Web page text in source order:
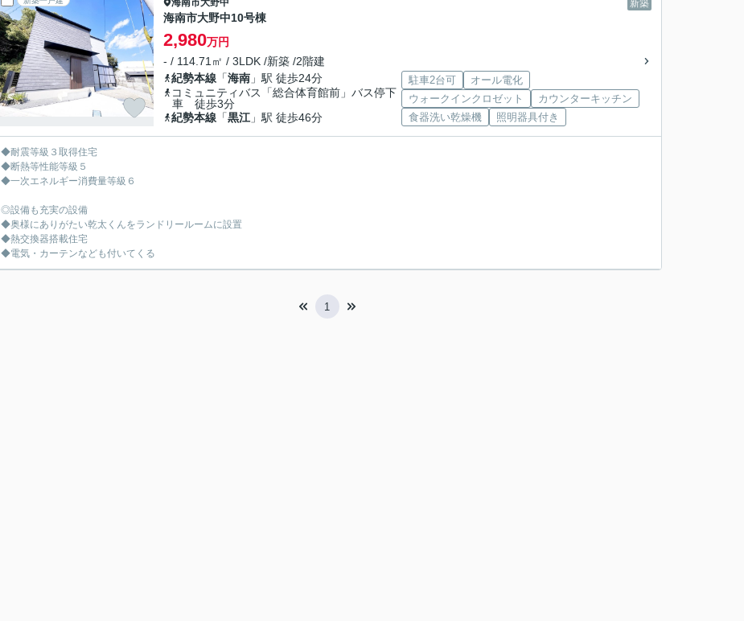
新築
海南市大野中
海南市大野中10号棟
2,980万円
- / 114.71㎡ / 3LDK /新築 /2階建
紀勢本線 「海南 」駅 徒歩24分
コミュニティバス「総合体育館前」バス停下
車 徒歩3分
紀勢本線 「黒江 」駅 徒歩46分
駐車2台可
オール電化
ウォークインクロゼット
カウンターキッチン
食器洗い乾燥機
照明器具付き
◆耐震等級３取得住宅
◆断熱等性能等級５
◆一次エネルギー消費量等級６
◎設備も充実の設備
◆奥様にありがたい乾太くんをランドリールームに設置
◆熱交換器搭載住宅
◆電気・カーテンなども付いてくる
1